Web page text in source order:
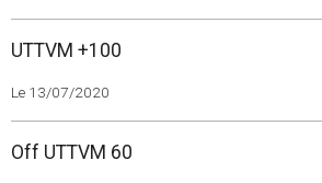
UTTVM +100
Le 13/07/2020
Off UTTVM 60